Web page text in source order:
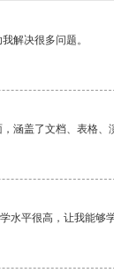
解决很多问题。
涵盖了文档、表格、
水平很高，让我能够